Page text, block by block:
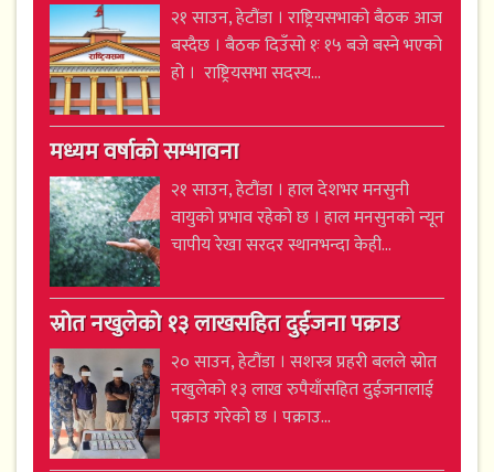
२१ साउन, हेटौंडा । राष्ट्रियसभाको बैठक आज
बस्दैछ । बैठक दिउँसो १ः १५ बजे बस्ने भएको
हो । राष्ट्रियसभा सदस्य...
मध्यम वर्षाको सम्भावना
२१ साउन, हेटौंडा । हाल देशभर मनसुनी
वायुको प्रभाव रहेको छ । हाल मनसुनको न्यून
चापीय रेखा सरदर स्थानभन्दा केही...
स्रोत नखुलेको १३ लाखसहित दुईजना पक्राउ
२० साउन, हेटौंडा । सशस्त्र प्रहरी बलले स्रोत
नखुलेको १३ लाख रुपैयाँसहित दुईजनालाई
पक्राउ गरेको छ । पक्राउ...